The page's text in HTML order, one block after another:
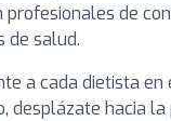
de
de salud.
a cada dietista en
desplázate hacia